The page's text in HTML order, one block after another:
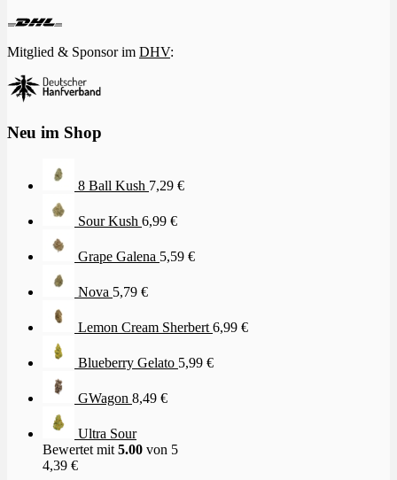
Mitglied & Sponsor im DHV:
Neu im Shop
8 Ball Kush 7,29 €
Sour Kush 6,99 €
Grape Galena 5,59 €
Nova 5,79 €
Lemon Cream Sherbert 6,99 €
Blueberry Gelato 5,99 €
GWagon 8,49 €
Ultra Sour
Bewertet mit 5.00 von 5
4,39 €